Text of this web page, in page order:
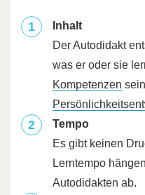
Inhalt
Der Autodidakt
was er oder sie
Kompetenzen
Tempo
Es gibt keinen
Lerntempo
Autodidakten ab.